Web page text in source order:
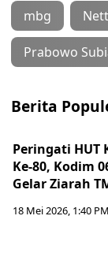
mbg
Prabowo
Berita
Peringati
Ke-80, Kodim
Gelar Ziarah
18 Mei 2026, 1:40 PM